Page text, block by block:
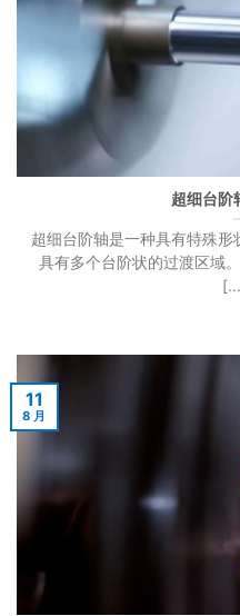
超细台阶
超细台阶轴是一种具有特殊
具有多个台阶状的过渡区域
11
8 月